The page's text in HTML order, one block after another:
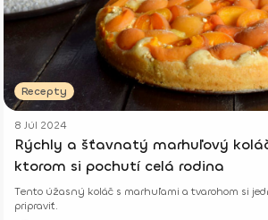
Recepty
8 Júl 2024
Rýchly a šťavnatý marhuľový
ktorom si pochutí celá rodina
Tento úžasný koláč s marhuľami a tvarohom si
pripraviť.